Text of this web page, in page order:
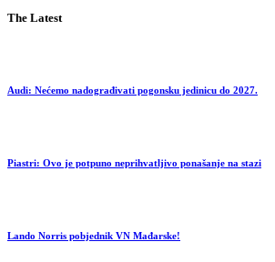
The Latest
Audi: Nećemo nadograđivati pogonsku jedinicu do 2027.
Piastri: Ovo je potpuno neprihvatljivo ponašanje na stazi
Lando Norris pobjednik VN Mađarske!